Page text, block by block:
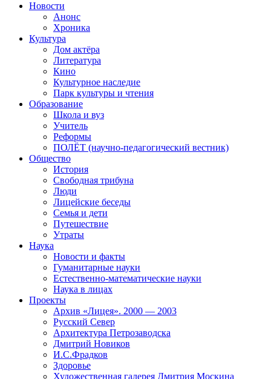
Новости
Анонс
Хроника
Культура
Дом актёра
Литература
Кино
Культурное наследие
Парк культуры и чтения
Образование
Школа и вуз
Учитель
Реформы
ПОЛЁТ (научно-педагогический вестник)
Общество
История
Свободная трибуна
Люди
Лицейские беседы
Семья и дети
Путешествие
Утраты
Наука
Новости и факты
Гуманитарные науки
Естественно-математические науки
Наука в лицах
Проекты
Архив «Лицея». 2000 — 2003
Русский Север
Архитектура Петрозаводска
Дмитрий Новиков
И.С.Фрадков
Здоровье
Художественная галерея Дмитрия Москина